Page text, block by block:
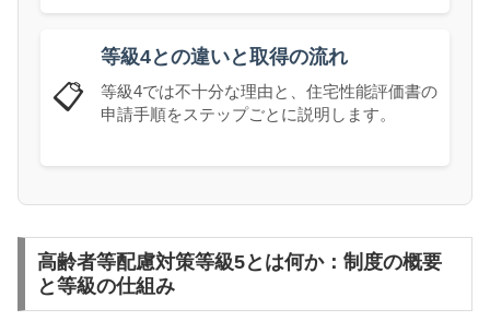
📋
等級4との違いと取得の流れ
等級4では不十分な理由と、住宅性能評価書の
申請手順をステップごとに説明します。
高齢者等配慮対策等級5とは何か：制度の概要
と等級の仕組み